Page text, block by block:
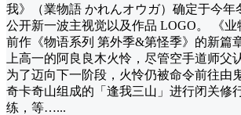
我》（業物語 かれんオウガ）确定于今年
公开新一波主视觉以及作品 LOGO。 《业
前作《物语系列 第外季&第怪季》的新篇
上高一的阿良良木火怜，尽管空手道师父
为了迈向下一阶段，火怜仍被命令前往由
奇卡奇山组成的「逢我三山」进行闭关修
练，等…...